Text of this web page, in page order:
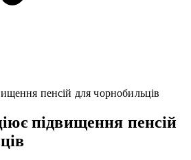
пенсій для чорнобильців
підвищення пенсій